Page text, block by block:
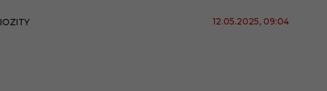
12.05.2025, 09:04